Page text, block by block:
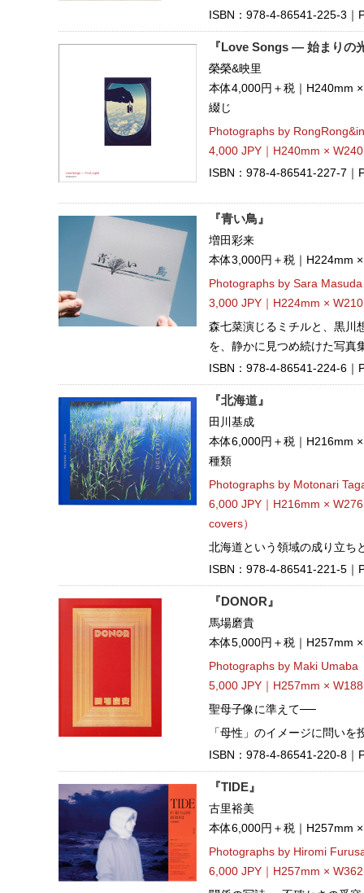
ISBN：978-4-86541-225-3｜
『Love Songs — 始まりの
榮榮&映里
本体4,000円＋税｜H240mm
綴じ
Photographs by
4,000 JPY｜H240mm ×
ISBN：978-4-86541-227-7｜
『青い鳥』
増田彩来
本体3,000円＋税｜H224mm
Photographs by Sara Masuda
3,000 JPY｜H224mm ×
森七菜演じるミチルと、黒川
を、静かに見つめ続けた写真
ISBN：978-4-86541-224-6
『北海道』
田川基成
本体6,000円＋税｜H216mm
種類
Photographs by Motonari
6,000 JPY｜H216mm ×
covers）
北海道という領域の成り立ち
ISBN：978-4-86541-221-5
『DONOR』
馬場磨貴
本体5,000円＋税｜H257mm
Photographs by Maki Umaba
5,000 JPY｜H257mm ×
聖母子像に準えて──
「母性」のイメージに問い
ISBN：978-4-86541-220-8
『TIDE』
古里裕美
本体6,000円＋税｜H257mm
Photographs by Hiromi
6,000 JPY｜H257mm ×